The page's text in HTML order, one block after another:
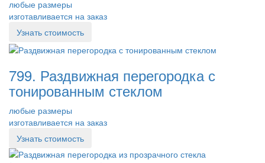
любые размеры
изготавливается на заказ
Узнать стоимость
799. Раздвижная перегородка с
тонированным стеклом
любые размеры
изготавливается на заказ
Узнать стоимость